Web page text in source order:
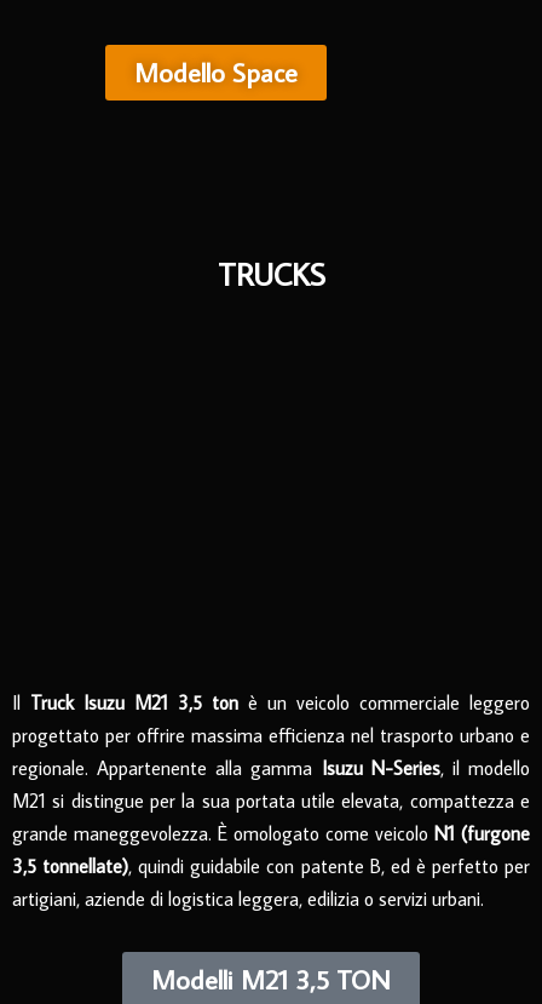
Modello Space
TRUCKS
Il Truck Isuzu M21 3,5 ton è un veicolo commerciale leggero
progettato per offrire massima efficienza nel trasporto urbano e
regionale. Appartenente alla gamma Isuzu N-Series, il modello
M21 si distingue per la sua portata utile elevata, compattezza e
grande maneggevolezza. È omologato come veicolo N1 (furgone
3,5 tonnellate), quindi guidabile con patente B, ed è perfetto per
artigiani, aziende di logistica leggera, edilizia o servizi urbani.
Modelli M21 3,5 TON